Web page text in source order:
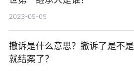
2023-05-05
撤诉是什么意思？撤诉了是不是
就结案了？